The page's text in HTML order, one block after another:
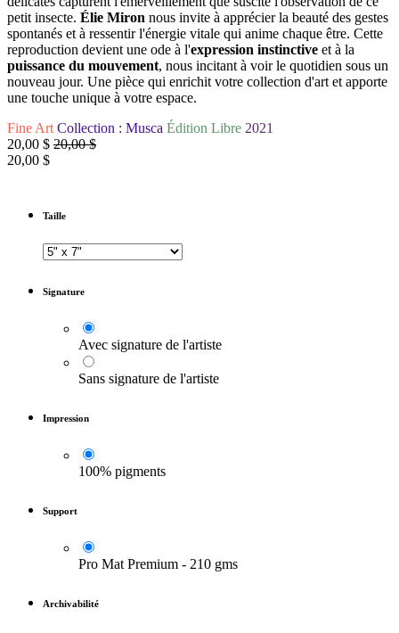
petit insecte. Élie Miron nous invite à apprécier la beauté des gestes
spontanés et à ressentir l'énergie vitale qui anime chaque être. Cette
reproduction devient une ode à l'expression instinctive et à la
puissance du mouvement, nous incitant à voir le quotidien sous un
nouveau jour. Une pièce qui enrichit votre collection d'art et apporte
une touche unique à votre espace.
Fine Art Collection : Musca Édition Libre 2021
20,00 $ 20,00$
20,00 $
Taille
Signature
Avec signature de l'artiste
Sans signature de l'artiste
Impression
100% pigments
Support
Pro Mat Premium - 210 gms
Archivabilité